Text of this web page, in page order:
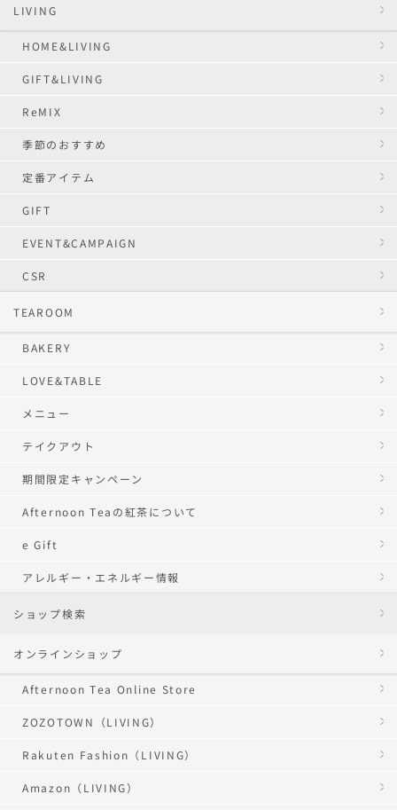
LIVING
HOME&LIVING
GIFT&LIVING
ReMIX
季節のおすすめ
定番アイテム
GIFT
EVENT&CAMPAIGN
CSR
TEAROOM
BAKERY
LOVE&TABLE
メニュー
テイクアウト
期間限定キャンペーン
Afternoon Teaの紅茶について
e Gift
アレルギー・エネルギー情報
ショップ検索
オンラインショップ
Afternoon Tea Online Store
ZOZOTOWN（LIVING）
Rakuten Fashion（LIVING）
Amazon（LIVING）